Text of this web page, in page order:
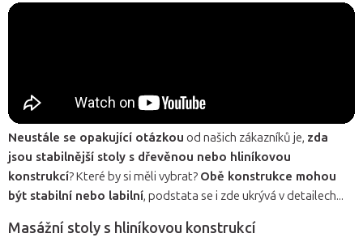
Neustále se opakující otázkou od našich zákazníků je, zda
jsou stabilnější stoly s dřevěnou nebo hliníkovou
konstrukcí? Které by si měli vybrat? Obě konstrukce mohou
být stabilní nebo labilní, podstata se i zde ukrývá v detailech...
Masážní stoly s hliníkovou konstrukcí